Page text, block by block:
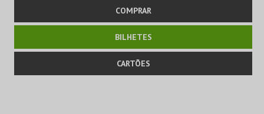
CARTÕES
PRODUTOS
COMPRAR
BILHETES
CARTÕES